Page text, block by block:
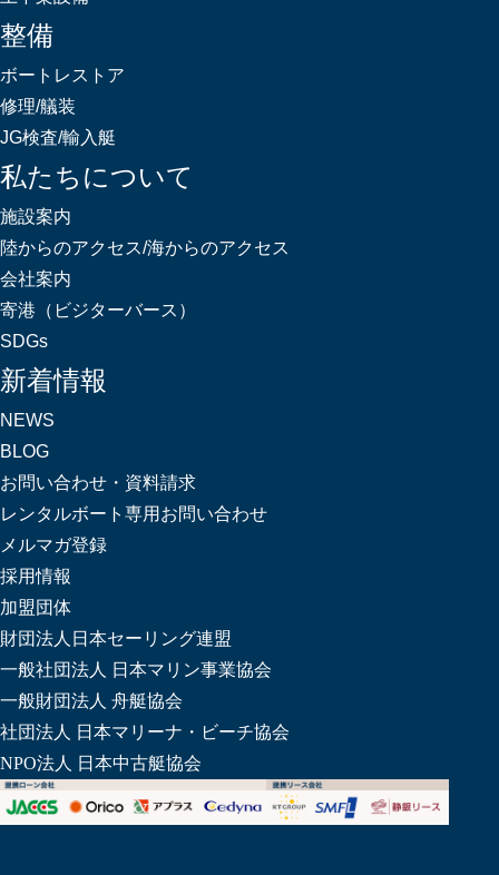
整備
ボートレストア
修理/艤装
JG検査/輸入艇
私たちについて
施設案内
陸からのアクセス/海からのアクセス
会社案内
寄港（ビジターバース）
SDGs
新着情報
NEWS
BLOG
お問い合わせ・資料請求
レンタルボート専用お問い合わせ
メルマガ登録
採用情報
加盟団体
財団法人日本セーリング連盟
一般社団法人 日本マリン事業協会
一般財団法人 舟艇協会
社団法人 日本マリーナ・ビーチ協会
NPO法人 日本中古艇協会